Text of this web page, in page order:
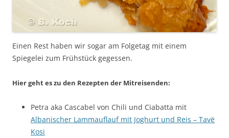
Einen Rest haben wir sogar am Folgetag mit einem
Spiegelei zum Frühstück gegessen.
Hier geht es zu den Rezepten der Mitreisenden:
Petra aka Cascabel von Chili und Ciabatta mit
Albanischer Lammauflauf mit Joghurt und Reis – Tavë
Kosi